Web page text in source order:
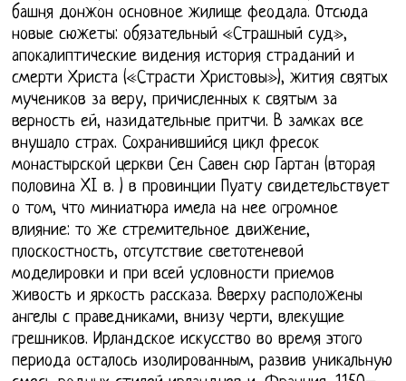
башня донжон основное жилище феодала. Отсюда
новые сюжеты: обязательный «Страшный суд»,
апокалиптические видения история страданий и
смерти Христа («Страсти Христовы»), жития святых
мучеников за веру, причисленных к святым за
верность ей, назидательные притчи. В замках все
внушало страх. Сохранившийся цикл фресок
монастырской церкви Сен Савен сюр Гартан (вторая
половина XI в. ) в провинции Пуату свидетельствует
о том, что миниатюра имела на нее огромное
влияние: то же стремительное движение,
плоскостность, отсутствие светотеневой
моделировки и при всей условности приемов
живость и яркость рассказа. Вверху расположены
ангелы с праведниками, внизу черти, влекущие
грешников. Ирландское искусство во время этого
периода осталось изолированным, развив уникальную